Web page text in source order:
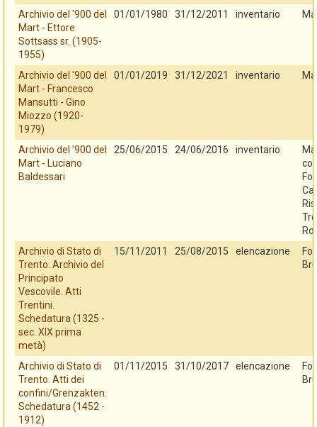
Archivio del '900 del
Mart - Ettore
Sottsass sr. (1905-
1955)
01/01/1980 31/12/2011 inventario
Archivio del '900 del
Mart - Francesco
Mansutti - Gino
Miozzo (1920-
1979)
01/01/2019 31/12/2021 inventario
Archivio del '900 del
Mart - Luciano
Baldessari
25/06/2015 24/06/2016 inventario
Archivio di Stato di
Trento. Archivio del
Principato
Vescovile. Atti
Trentini.
Schedatura (1325 -
sec. XIX prima
metà)
15/11/2011 25/08/2015 elencazione
Archivio di Stato di
Trento. Atti dei
confini/Grenzakten.
Schedatura (1452 -
1912)
01/11/2015 31/10/2017 elencazione